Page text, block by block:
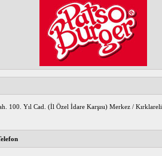
100. Yıl Cad. (İl Özel İdare Karşısı) Merkez / Kırklareli